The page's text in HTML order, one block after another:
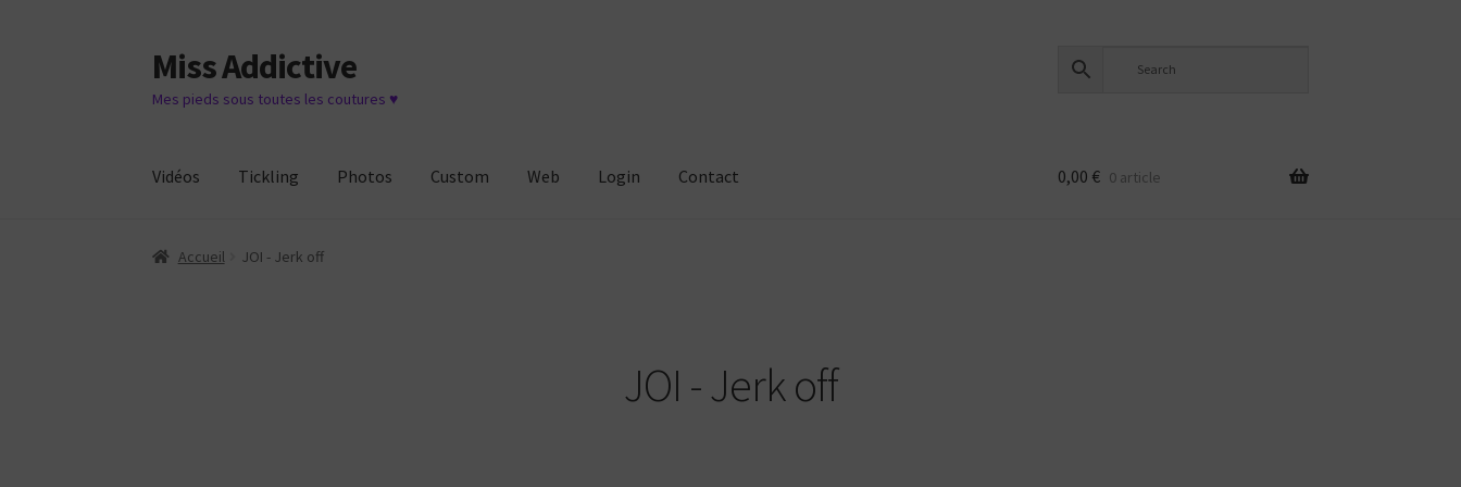
Aller
à
la
Aller
au
contenu
Miss Addictive
Mes pieds sous toutes les coutures ♥
Vidéos Tickling Photos Custom Web Login Contact 0,00 € 0 article
Accueil JOI - Jerk off
JOI - Jerk off